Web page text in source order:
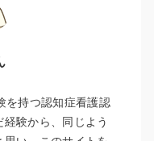
を持つ認知症看護認
験から、同じよう